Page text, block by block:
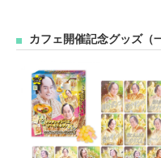
カフェ開催記念グッズ（